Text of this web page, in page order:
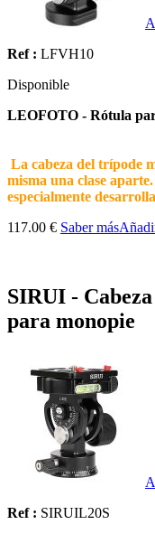
Ref : LFVH10
Disponible
LEOFOTO - Rótula
La cabeza del trípode
misma una clase
especialmente
117.00 € Saber más
SIRUI -
para monopie
Ref : SIRUIL20S